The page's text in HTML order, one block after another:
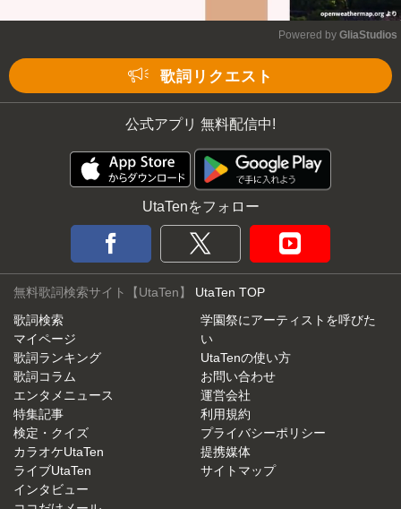
Powered by GliaStudios
歌詞リクエスト
公式アプリ 無料配信中!
UtaTenをフォロー
無料歌詞検索サイト【UtaTen】 UtaTen TOP
歌詞検索
マイページ
歌詞ランキング
歌詞コラム
エンタメニュース
特集記事
検定・クイズ
カラオケUtaTen
ライブUtaTen
インタビュー
学園祭にアーティストを呼びた
い
UtaTenの使い方
お問い合わせ
運営会社
利用規約
プライバシーポリシー
提携媒体
サイトマップ